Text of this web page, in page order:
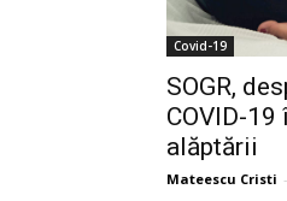
Covid-19
SOGR,
COVID-
alăptării
Mateescu Cristi -